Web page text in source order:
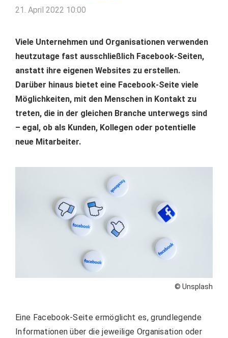
21. April 2022 10:00
Viele Unternehmen und Organisationen verwenden
heutzutage fast ausschließlich Facebook-Seiten,
anstatt ihre eigenen Websites zu erstellen.
Darüber hinaus bietet eine Facebook-Seite viele
Möglichkeiten, mit den Menschen in Kontakt zu
treten, die in der gleichen Branche unterwegs sind
– egal, ob als Kunden, Kollegen oder potentielle
neue Mitarbeiter.
© Unsplash
Eine Facebook-Seite ermöglicht es, grundlegende
Informationen über die jeweilige Organisation oder